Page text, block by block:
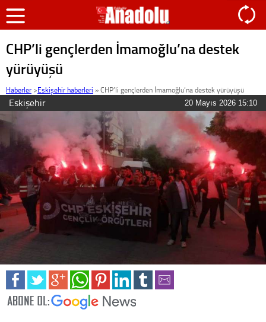
CHP’li gençlerden İmamoğlu’na destek
yürüyüşü
Haberler >Eskişehir haberleri »CHP’li gençlerden İmamoğlu’na destek yürüyüşü
Eskişehir 20 Mayıs 2026 15:10